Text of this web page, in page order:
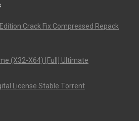
Crack Fix Compressed Repack
(x32-X64) [Full] Ultimate
License Stable Tоrrеnt